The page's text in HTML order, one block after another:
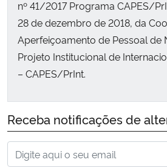
nº 41/2017 Programa CAPES/
28 de dezembro de 2018, da
Aperfeiçoamento de Pessoal de
Projeto Institucional de
– CAPES/PrInt.
Receba notificações de